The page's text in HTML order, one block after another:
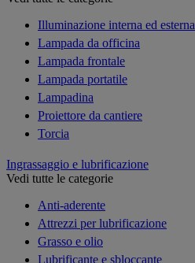
Illuminazione interna ed esterna
Lampada da officina
Lampada frontale
Lampada portatile
Lampadina
Proiettore da cantiere
Torcia
Ingrassaggio e lubrificazione
Vedi tutte le categorie
Anti-aderente
Attrezzi per lubrificazione
Grasso e olio
Lubrificante e sbloccante